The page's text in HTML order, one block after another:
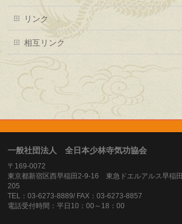
リンク
相互リンク
一般社団法人 全日本少林寺気功協会
〒169-0072
東京都新宿区西早稲田2-9-16 東急ドエルアルス早稲田
205
TEL：03-6273-8889/ FAX：03-6273-8857
電話受付時間：平日10：00～18：00